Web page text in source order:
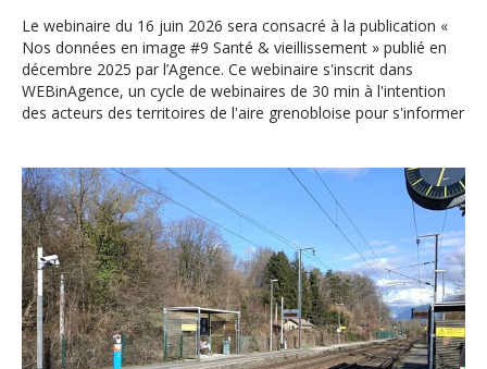
Le webinaire du 16 juin 2026 sera consacré à la publication «
Nos données en image #9 Santé & vieillissement » publié en
décembre 2025 par l’Agence. Ce webinaire s'inscrit dans
WEBinAgence, un cycle de webinaires de 30 min à l'intention
des acteurs des territoires de l'aire grenobloise pour s'informer